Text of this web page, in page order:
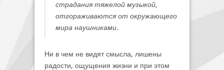
страдания тяжелой музыкой,
отгораживаются от окружающего
мира наушниками.
Ни в чем не видят смысла, лишены
радости, ощущения жизни и при этом